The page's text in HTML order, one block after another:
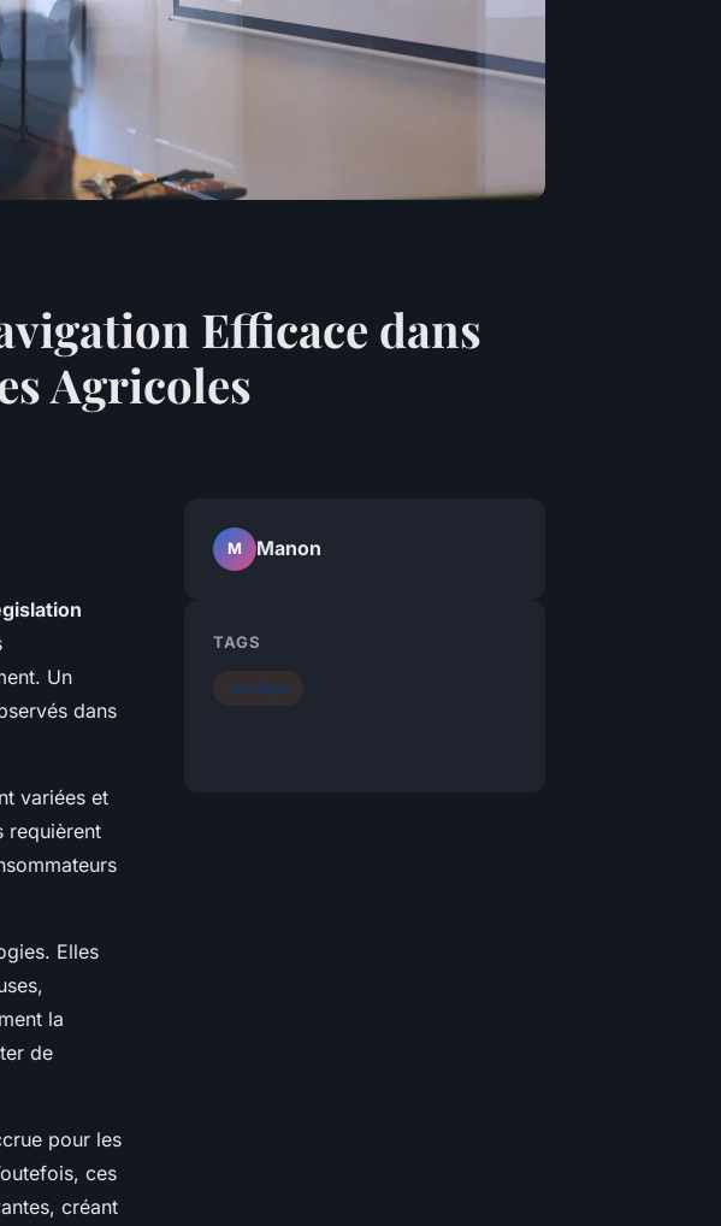
Efficace dans
Agricoles
Un
dans
variées et
requièrent
Elles
la
de
pour les
ces
créant
M Manon
TAGS
Juridique